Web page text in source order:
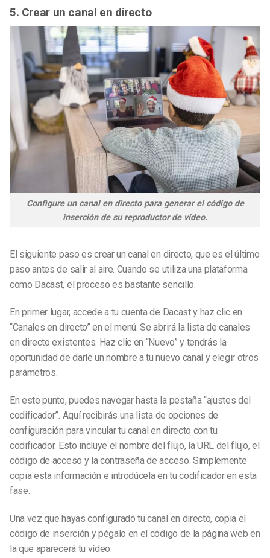
5. Crear un canal en directo
Configure un canal en directo para generar el código de
inserción de su reproductor de vídeo.
El siguiente paso es crear un canal en directo, que es el último
paso antes de salir al aire. Cuando se utiliza una plataforma
como Dacast, el proceso es bastante sencillo.
En primer lugar, accede a tu cuenta de Dacast y haz clic en
“Canales en directo” en el menú. Se abrirá la lista de canales
en directo existentes. Haz clic en “Nuevo” y tendrás la
oportunidad de darle un nombre a tu nuevo canal y elegir otros
parámetros.
En este punto, puedes navegar hasta la pestaña “ajustes del
codificador”. Aquí recibirás una lista de opciones de
configuración para vincular tu canal en directo con tu
codificador. Esto incluye el nombre del flujo, la URL del flujo, el
código de acceso y la contraseña de acceso. Simplemente
copia esta información e introdúcela en tu codificador en esta
fase.
Una vez que hayas configurado tu canal en directo, copia el
código de inserción y pégalo en el código de la página web en
la que aparecerá tu vídeo.